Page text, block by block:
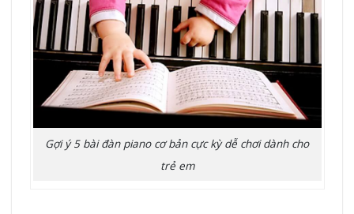
Gợi ý 5 bài đàn piano cơ bản cực kỳ dễ chơi dành cho
trẻ em